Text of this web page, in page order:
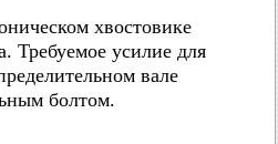
хвостовике
Требуемое усилие для
вале
болтом.